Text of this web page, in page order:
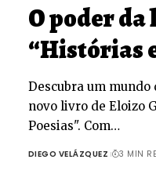
O poder
“Histórias
Descubra um mundo
novo livro de Eloizo
Poesias". Com…
DIEGO VELÁZQUEZ 3 MIN